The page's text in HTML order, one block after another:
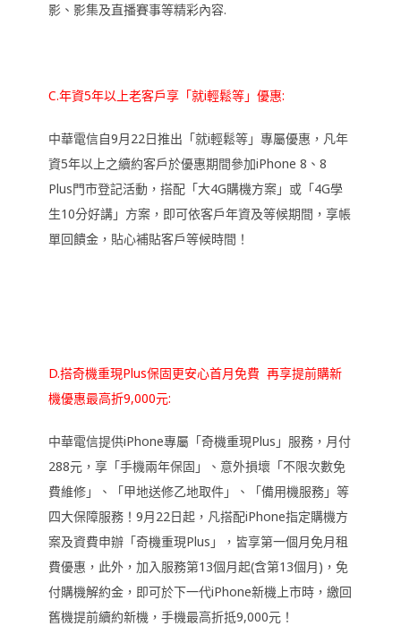
影、影集及直播賽事等精彩內容.
C.年資5年以上老客戶享「就i輕鬆等」優惠:
中華電信自9月22日推出「就i輕鬆等」專屬優惠，凡年
資5年以上之續約客戶於優惠期間參加iPhone 8、8
Plus門市登記活動，搭配「大4G購機方案」或「4G學
生10分好講」方案，即可依客戶年資及等候期間，享帳
單回饋金，貼心補貼客戶等候時間！
D.搭奇機重現Plus保固更安心首月免費 再享提前購新
機優惠最高折9,000元:
中華電信提供iPhone專屬「奇機重現Plus」服務，月付
288元，享「手機兩年保固」、意外損壞「不限次數免
費維修」、「甲地送修乙地取件」、「備用機服務」等
四大保障服務！9月22日起，凡搭配iPhone指定購機方
案及資費申辦「奇機重現Plus」，皆享第一個月免月租
費優惠，此外，加入服務第13個月起(含第13個月)，免
付購機解約金，即可於下一代iPhone新機上市時，繳回
舊機提前續約新機，手機最高折抵9,000元！